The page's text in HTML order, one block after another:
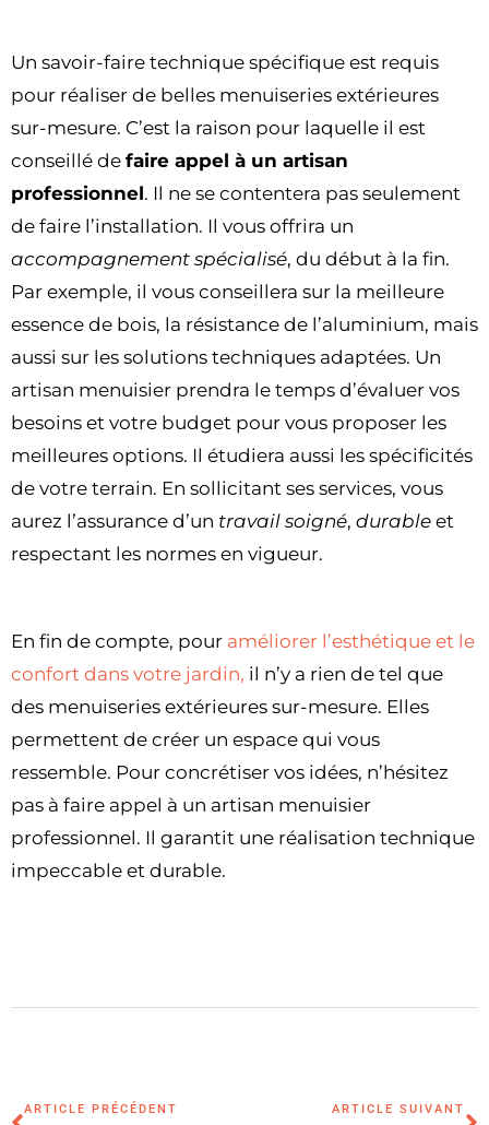
Un savoir-faire technique spécifique est requis
pour réaliser de belles menuiseries extérieures
sur-mesure. C’est la raison pour laquelle il est
conseillé de faire appel à un artisan
professionnel. Il ne se contentera pas seulement
de faire l’installation. Il vous offrira un
accompagnement spécialisé, du début à la fin.
Par exemple, il vous conseillera sur la meilleure
essence de bois, la résistance de l’aluminium, mais
aussi sur les solutions techniques adaptées. Un
artisan menuisier prendra le temps d’évaluer vos
besoins et votre budget pour vous proposer les
meilleures options. Il étudiera aussi les spécificités
de votre terrain. En sollicitant ses services, vous
aurez l’assurance d’un travail soigné, durable et
respectant les normes en vigueur.
En fin de compte, pour améliorer l’esthétique et le
confort dans votre jardin, il n’y a rien de tel que
des menuiseries extérieures sur-mesure. Elles
permettent de créer un espace qui vous
ressemble. Pour concrétiser vos idées, n’hésitez
pas à faire appel à un artisan menuisier
professionnel. Il garantit une réalisation technique
impeccable et durable.
ARTICLE PRÉCÉDENT ARTICLE SUIVANT